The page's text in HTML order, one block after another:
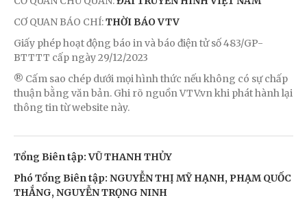
CƠ QUAN BÁO CHÍ:THỜI BÁO VTV
Giấy phép hoạt động báo in và báo điện tử số 483/GP-
BTTTT cấp ngày 29/12/2023
® Cấm sao chép dưới mọi hình thức nếu không có sự chấp
thuận bằng văn bản. Ghi rõ nguồn VTV.vn khi phát hành lại
thông tin từ website này.
Tổng Biên tập: VŨ THANH THỦY
Phó Tổng Biên tập: NGUYỄN THỊ MỸ HẠNH, PHẠM QUỐC
THẮNG, NGUYỄN TRỌNG NINH